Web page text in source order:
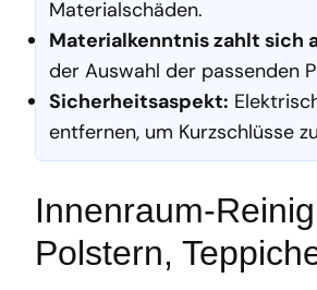
Materialschäden.
Materialkenntnis zahlt sich
der Auswahl der passenden
Sicherheitsaspekt:
entfernen, um Kurzschlüsse
Innenraum-
Polstern,